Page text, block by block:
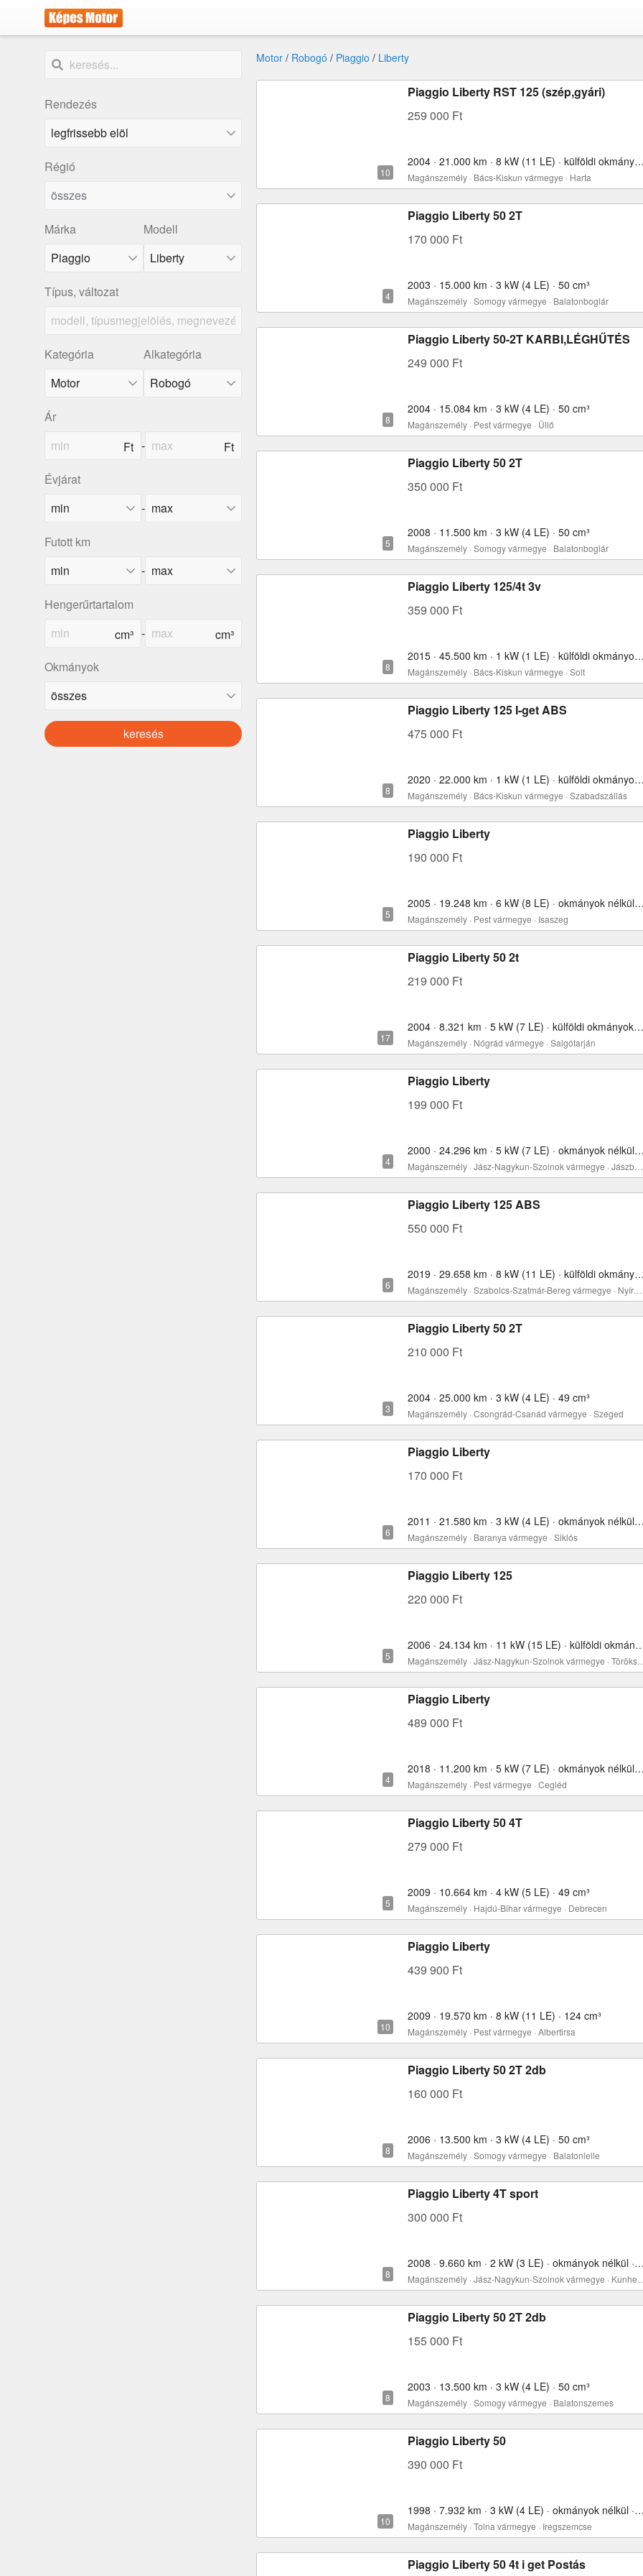
Rendezés
Régió
összes
Márka
Piaggio
Modell
Liberty
Típus, változat
Kategória Alkategória
Ár
-
Évjárat
-
Futott km
-
Hengerűrtartalom
-
Okmányok
keresés
Motor / Robogó / Piaggio / Liberty
Piaggio Liberty RST 125 (szép,gyári)
259 000 Ft
2004 · 21.000 km · 8 kW (11 LE) · külföldi okmányokkal · 125 cm³
Magánszemély · Bács-Kiskun vármegye · Harta
Piaggio Liberty 50 2T
170 000 Ft
2003 · 15.000 km · 3 kW (4 LE) · 50 cm³
Magánszemély · Somogy vármegye · Balatonboglár
Piaggio Liberty 50-2T KARBI,LÉGHŰTÉS
249 000 Ft
2004 · 15.084 km · 3 kW (4 LE) · 50 cm³
Magánszemély · Pest vármegye · Üllő
Piaggio Liberty 50 2T
350 000 Ft
2008 · 11.500 km · 3 kW (4 LE) · 50 cm³
Magánszemély · Somogy vármegye · Balatonboglár
Piaggio Liberty 125/4t 3v
359 000 Ft
2015 · 45.500 km · 1 kW (1 LE) · külföldi okmányokkal · 125 cm³
Magánszemély · Bács-Kiskun vármegye · Solt
Piaggio Liberty 125 I-get ABS
475 000 Ft
2020 · 22.000 km · 1 kW (1 LE) · külföldi okmányokkal · 125 cm³
Magánszemély · Bács-Kiskun vármegye · Szabadszállás
Piaggio Liberty
190 000 Ft
2005 · 19.248 km · 6 kW (8 LE) · okmányok nélkül · 50 cm³
Magánszemély · Pest vármegye · Isaszeg
Piaggio Liberty 50 2t
219 000 Ft
2004 · 8.321 km · 5 kW (7 LE) · külföldi okmányokkal · 49 cm³
Magánszemély · Nógrád vármegye · Salgótarján
Piaggio Liberty
199 000 Ft
2000 · 24.296 km · 5 kW (7 LE) · okmányok nélkül · 49 cm³
Piaggio Liberty 125 ABS
550 000 Ft
2019 · 29.658 km · 8 kW (11 LE) · külföldi okmányokkal · 125 cm³
Piaggio Liberty 50 2T
210 000 Ft
2004 · 25.000 km · 3 kW (4 LE) · 49 cm³
Magánszemély · Csongrád-Csanád vármegye · Szeged
Piaggio Liberty
170 000 Ft
2011 · 21.580 km · 3 kW (4 LE) · okmányok nélkül · 50 cm³
Magánszemély · Baranya vármegye · Siklós
Piaggio Liberty 125
220 000 Ft
2006 · 24.134 km · 11 kW (15 LE) ·
Piaggio Liberty
489 000 Ft
2018 · 11.200 km · 5 kW (7 LE) · okmányok nélkül · 50 cm³
Magánszemély · Pest vármegye · Cegléd
Piaggio Liberty 50 4T
279 000 Ft
2009 · 10.664 km · 4 kW (5 LE) · 49 cm³
Magánszemély · Hajdú-Bihar vármegye · Debrecen
Piaggio Liberty
439 900 Ft
2009 · 19.570 km · 8 kW (11 LE) · 124 cm³
Magánszemély · Pest vármegye · Albertirsa
Piaggio Liberty 50 2T 2db
160 000 Ft
2006 · 13.500 km · 3 kW (4 LE) · 50 cm³
Magánszemély · Somogy vármegye · Balatonlelle
Piaggio Liberty 4T sport
300 000 Ft
2008 · 9.660 km · 2 kW (3 LE) · okmányok nélkül · 50 cm³
Piaggio Liberty 50 2T 2db
155 000 Ft
2003 · 13.500 km · 3 kW (4 LE) · 50 cm³
Magánszemély · Somogy vármegye · Balatonszemes
Piaggio Liberty 50
390 000 Ft
1998 · 7.932 km · 3 kW (4 LE) · okmányok nélkül · 50 cm³
Magánszemély · Tolna vármegye · Iregszemcse
Piaggio Liberty 50 4t i get Postás